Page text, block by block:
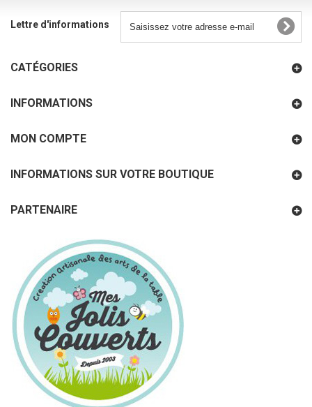
Lettre d'informations
CATÉGORIES
INFORMATIONS
MON COMPTE
INFORMATIONS SUR VOTRE BOUTIQUE
PARTENAIRE